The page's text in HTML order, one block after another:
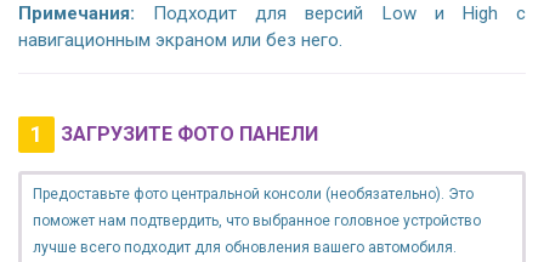
Примечания: Подходит для версий Low и High с
навигационным экраном или без него.
1 ЗАГРУЗИТЕ ФОТО ПАНЕЛИ
Предоставьте фото центральной консоли (необязательно). Это
поможет нам подтвердить, что выбранное головное устройство
лучше всего подходит для обновления вашего автомобиля.